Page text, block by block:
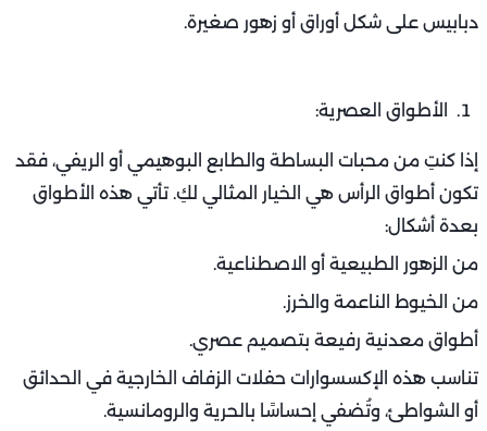
دبابيس على شكل أوراق أو زهور صغيرة.
الأطواق العصرية:
إذا كنتِ من محبات البساطة والطابع البوهيمي أو الريفي، فقد
تكون أطواق الرأس هي الخيار المثالي لكِ. تأتي هذه الأطواق
بعدة أشكال:
من الزهور الطبيعية أو الاصطناعية.
من الخيوط الناعمة والخرز.
أطواق معدنية رفيعة بتصميم عصري.
تناسب هذه الإكسسوارات حفلات الزفاف الخارجية في الحدائق
أو الشواطئ، وتُضفي إحساسًا بالحرية والرومانسية.